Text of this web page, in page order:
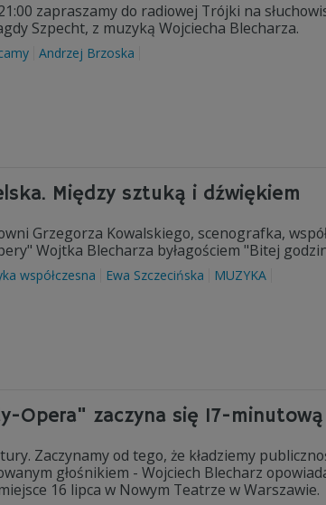
zapraszamy do radiowej Trójki na
Szpecht, z muzyką Wojciecha Blecharza.
Andrzej Brzoska
Między sztuką i dźwiękiem
Grzegorza Kowalskiego, scenografka,
Wojtka Blecharza byłagościem "Bitej
współczesna Ewa Szczecińska MUZYKA
Opera" zaczyna się 17-
Zaczynamy od tego, że kładziemy
głośnikiem - Wojciech Blecharz
16 lipca w Nowym Teatrze w Warszawie.